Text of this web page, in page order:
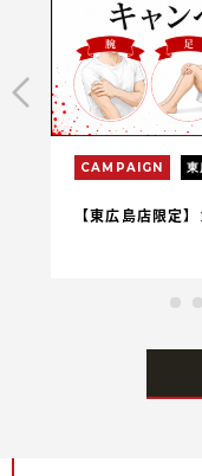
CAMPAIGN 東
【東広島店限定